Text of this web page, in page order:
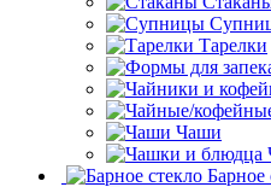
Тарелки
Чаши
Барное